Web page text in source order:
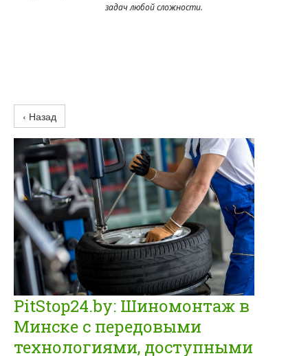
задач любой сложности.
‹ Назад
PitStop24.by: Шиномонтаж в
Минске с передовыми
технологиями, доступными